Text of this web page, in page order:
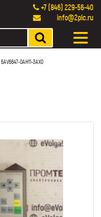
+7 (846) 229-56-40
info@2plc.ru
6AV6647-0AH11-3AX0